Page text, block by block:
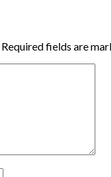
Required fields are